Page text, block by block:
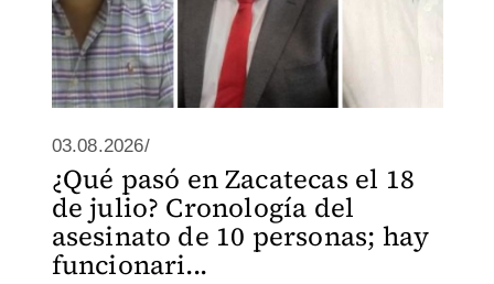
03.08.2026/
¿Qué pasó en Zacatecas el 18
de julio? Cronología del
asesinato de 10 personas; hay
funcionari...